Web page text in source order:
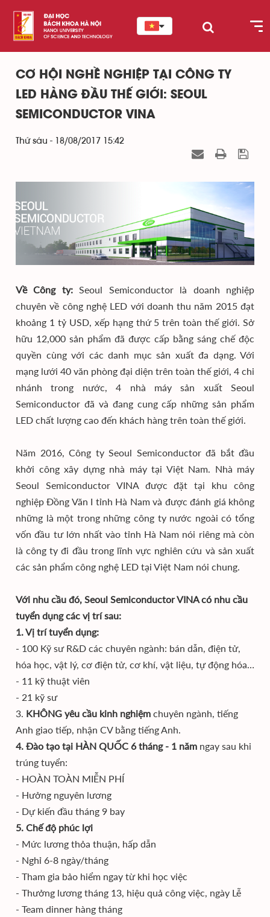
CƠ HỘI NGHỀ NGHIỆP TẠI CÔNG TY
LED HÀNG ĐẦU THẾ GIỚI: SEOUL
SEMICONDUCTOR VINA
Thứ sáu - 18/08/2017 15:42
Về Công ty:Seoul Semiconductor là doanh nghiệp
chuyên về công nghệ LED với doanh thu năm 2015 đạt
khoảng 1 tỷ USD, xếp hạng thứ 5 trên toàn thế giới. Sở
hữu 12,000 sản phẩm đã được cấp bằng sáng chế độc
quyền cùng với các danh mục sản xuất đa dạng. Với
mạng lưới 40 văn phòng đại diện trên toàn thế giới, 4 chi
nhánh trong nước, 4 nhà máy sản xuất Seoul
Semiconductor đã và đang cung cấp những sản phẩm
LED chất lượng cao đến khách hàng trên toàn thế giới.
Năm 2016, Công ty Seoul Semiconductor đã bắt đầu
khởi công xây dựng nhà máy tại Việt Nam. Nhà máy
Seoul Semiconductor VINA được đặt tại khu công
nghiệp Đồng Văn I tỉnh Hà Nam và được đánh giá không
những là một trong những công ty nước ngoài có tổng
vốn đầu tư lớn nhất vào tỉnh Hà Nam nói riêng mà còn
là công ty đi đầu trong lĩnh vực nghiên cứu và sản xuất
các sản phẩm công nghệ LED tại Việt Nam nói chung.
Với nhu cầu đó, Seoul Semiconductor VINA có nhu cầu
tuyển dụng các vị trí sau:
1.Vị trí tuyển dụng:
- 100 Kỹ sư R&D các chuyên ngành: bán dẫn, điện tử,
hóa học, vật lý, cơ điện tử, cơ khí, vật liệu, tự động hóa…
- 11 kỹ thuật viên
- 21 kỹ sư
3. KHÔNG yêu cầu kinh nghiệm chuyên ngành, tiếng
Anh giao tiếp, nhận CV bằng tiếng Anh.
4. Đào tạo tại HÀN QUỐC 6 tháng - 1 năm ngay sau khi
trúng tuyển:
- HOÀN TOÀN MIỄN PHÍ
- Hưởng nguyên lương
- Dự kiến đầu tháng 9 bay
5. Chế độ phúc lợi
- Mức lương thỏa thuận, hấp dẫn
- Nghỉ 6-8 ngày/tháng
- Tham gia bảo hiểm ngay từ khi học việc
- Thưởng lương tháng 13, hiệu quả công việc, ngày Lễ
- Team dinner hàng tháng